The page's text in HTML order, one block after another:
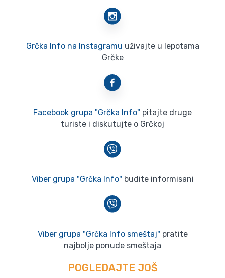
Grčka Info na Instagramu uživajte u lepotama
Grčke
Facebook grupa "Grčka Info" pitajte druge
turiste i diskutujte o Grčkoj
Viber grupa "Grčka Info" budite informisani
Viber grupa "Grčka Info smeštaj" pratite
najbolje ponude smeštaja
POGLEDAJTE JOŠ